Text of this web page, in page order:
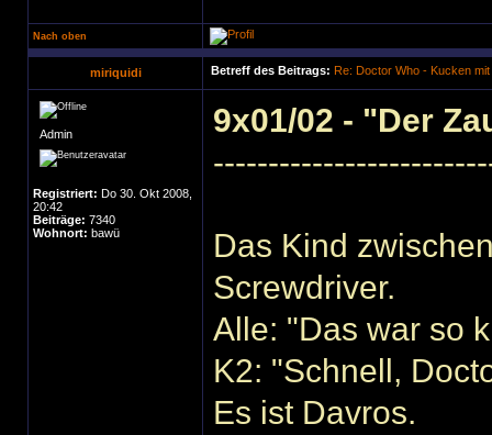
Nach oben
miriquidi Betreff des Beitrags: Re: Doctor Who - Kucken mit
Admin
Registriert: Do 30. Okt 2008,
20:42
Beiträge: 7340
Wohnort: bawü
9x01/02 - "Der
Das Kind
Screwdriver.
Alle: "Das war so
K2: "Schnell,
Es ist Davros.